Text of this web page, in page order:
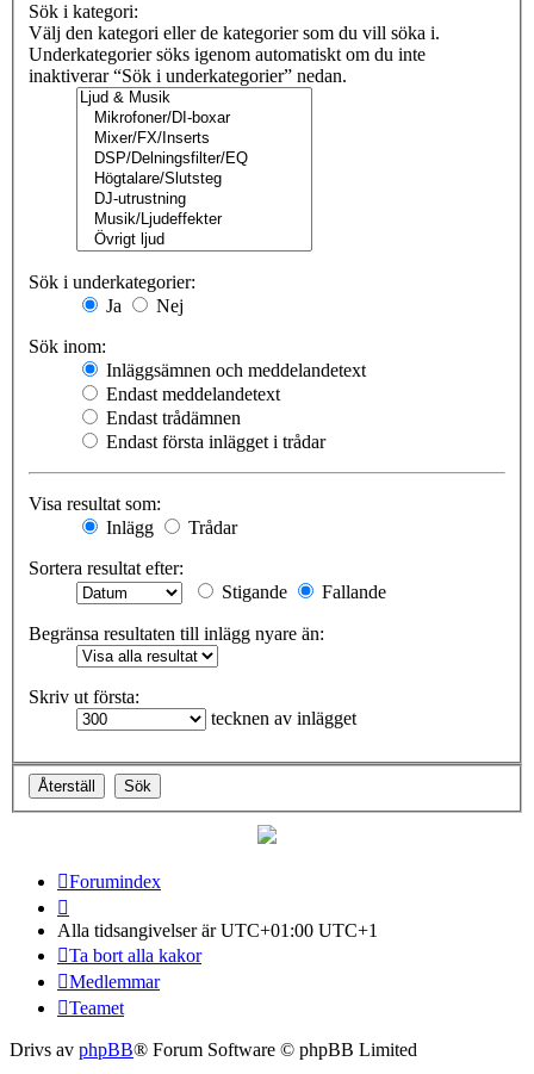
Sök i kategori:
Välj den kategori eller de kategorier som du vill söka i.
Underkategorier söks igenom automatiskt om du inte
inaktiverar “Sök i underkategorier” nedan.
Sök i underkategorier:
Ja
Nej
Sök inom:
Inläggsämnen och meddelandetext
Endast meddelandetext
Endast trådämnen
Endast första inlägget i trådar
Visa resultat som:
Inlägg
Trådar
Sortera resultat efter:
Stigande
Fallande
Begränsa resultaten till inlägg nyare än:
Skriv ut första:
tecknen av inlägget
Forumindex
Alla tidsangivelser är UTC+01:00 UTC+1
Ta bort alla kakor
Medlemmar
Teamet
Drivs av phpBB® Forum Software © phpBB Limited